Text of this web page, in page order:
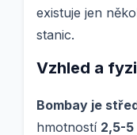
existuje jen
stanic.
Vzhled a
Bombay je
hmotností 2,5-5